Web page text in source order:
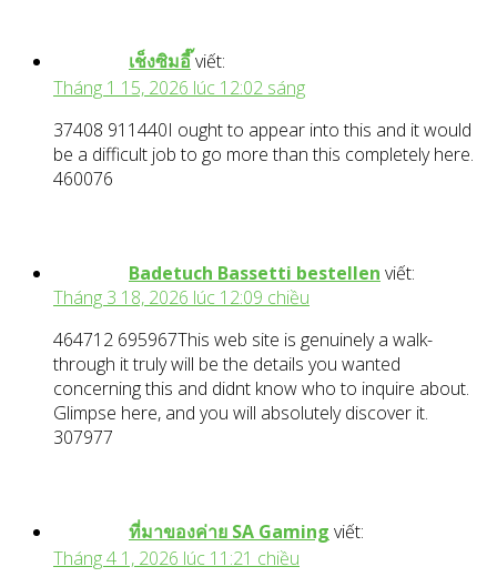
เช็งซิมอี๊viết:
Tháng 1 15, 2026 lúc 12:02 sáng
37408 911440I ought to appear into this and it would
be a difficult job to go more than this completely here.
460076
Badetuch Bassetti bestellen viết:
Tháng 3 18, 2026 lúc 12:09 chiều
464712 695967This web site is genuinely a walk-
through it truly will be the details you wanted
concerning this and didnt know who to inquire about.
Glimpse here, and you will absolutely discover it.
307977
ที่มาของค่าย SA Gaming viết:
Tháng 4 1, 2026 lúc 11:21 chiều